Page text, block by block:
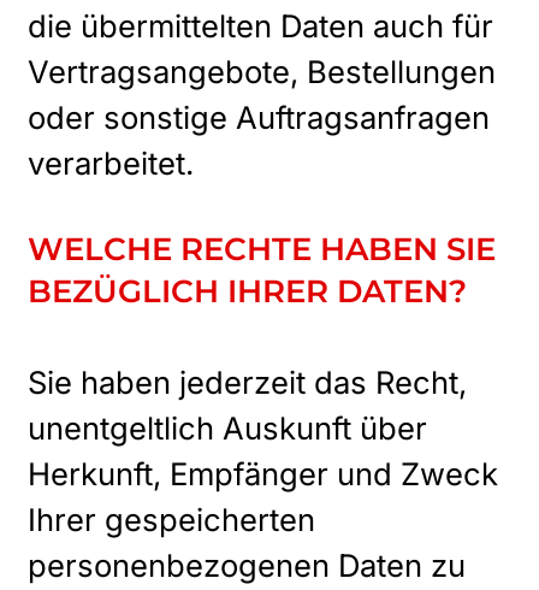
die übermittelten Daten auch für
Vertragsangebote, Bestellungen
oder sonstige Auftragsanfragen
verarbeitet.
WELCHE RECHTE HABEN SIE
BEZÜGLICH IHRER DATEN?
Sie haben jederzeit das Recht,
unentgeltlich Auskunft über
Herkunft, Empfänger und Zweck
Ihrer gespeicherten
personenbezogenen Daten zu